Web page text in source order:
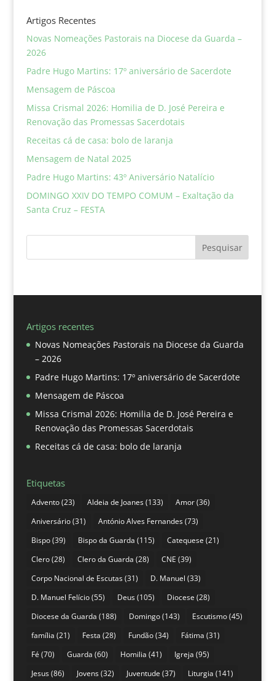
Artigos Recentes
Novas Nomeações Pastorais na Diocese da Guarda –
2026
Padre Hugo Martins: 17º aniversário de Sacerdote
Mensagem de Páscoa
Missa Crismal 2026: Homilia de D. José Pereira e
Renovação das Promessas Sacerdotais
Receitas cá de casa: bolo de laranja
Mensagem de Natal 2025
Padre Hugo Martins: 43º Aniversário Natalício
DOMINGO XXIV DO TEMPO COMUM – Exaltação da
Santa Cruz – FESTA
Pesquisar
Artigos recentes
Novas Nomeações Pastorais na Diocese da Guarda
– 2026
Padre Hugo Martins: 17º aniversário de Sacerdote
Mensagem de Páscoa
Missa Crismal 2026: Homilia de D. José Pereira e
Renovação das Promessas Sacerdotais
Receitas cá de casa: bolo de laranja
Etiquetas
Advento(23) Aldeia de Joanes(133) Amor(36)
Aniversário(31) António Alves Fernandes(73)
Bispo(39) Bispo da Guarda (115) Catequese (21)
Clero(28) Clero da Guarda (28) CNE (39)
Corpo Nacional de Escutas(31) D. Manuel (33)
D. Manuel Felício(55) Deus(105) Diocese (28)
Diocese da Guarda (188) Domingo(143) Escutismo(45)
família (21) Festa (28) Fundão(34) Fátima (31)
Fé (70) Guarda (60) Homilia (41) Igreja (95)
Jesus(86) Jovens(32) Juventude (37) Liturgia (141)